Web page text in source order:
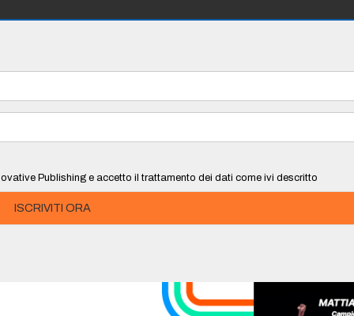
Publishing e accetto il trattamento dei dati come ivi descritto
ISCRIVITI ORA